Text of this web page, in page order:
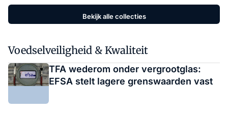
Bekijk alle collecties
Voedselveiligheid & Kwaliteit
TFA wederom onder vergrootglas:
EFSA stelt lagere grenswaarden vast